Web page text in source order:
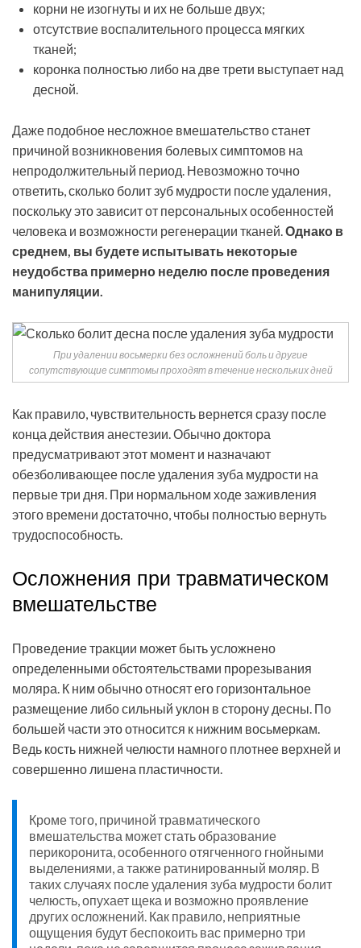
корни не изогнуты и их не больше двух;
отсутствие воспалительного процесса мягких
тканей;
коронка полностью либо на две трети выступает над
десной.
Даже подобное несложное вмешательство станет
причиной возникновения болевых симптомов на
непродолжительный период. Невозможно точно
ответить,сколько болит зуб мудрости после удаления,
поскольку это зависит от персональных особенностей
человека и возможности регенерации тканей.Однако в
среднем, вы будете испытывать некоторые
неудобства примерно неделю после проведения
манипуляции.
При удалении восьмерки без осложнений боль и другие
сопутствующие симптомы проходят в течение нескольких дней
Как правило, чувствительность вернется сразу после
конца действия анестезии. Обычно доктора
предусматривают этот момент и назначают
обезболивающее после удаления зуба мудрости на
первые три дня. При нормальном ходе заживления
этого времени достаточно, чтобы полностью вернуть
трудоспособность.
Осложнения при травматическом
вмешательстве
Проведение тракции может быть усложнено
определенными обстоятельствами прорезывания
моляра. К ним обычно относят его горизонтальное
размещение либо сильный уклон в сторону десны. По
большей части это относится к нижним восьмеркам.
Ведь кость нижней челюсти намного плотнее верхней и
совершенно лишена пластичности.
Кроме того, причиной травматического
вмешательства может стать образование
перикоронита, особенного отягченного гнойными
выделениями, а также ратинированный моляр. В
таких случаях после удаления зуба мудрости болит
челюсть, опухает щека и возможно проявление
других осложнений. Как правило, неприятные
ощущения будут беспокоить вас примерно три